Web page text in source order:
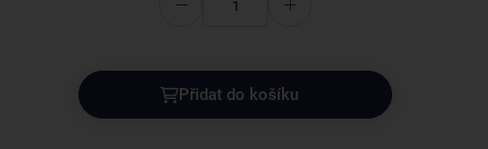
Přidat do košíku